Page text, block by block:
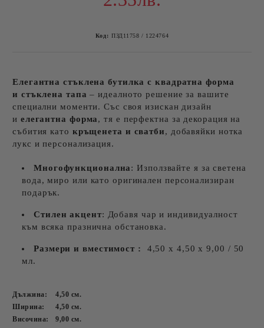
Код: ПЗД11758 / 1224764
Елегантна стъклена бутилка с квадратна форма
и стъклена тапа– идеалното решение за вашите
специални моменти. Със своя изискан дизайн
и елегантна форма, тя е перфектна за декорация на
събития като кръщенета и сватби, добавяйки нотка
лукс и персонализация.
Многофункционална: Използвайте я за светена
вода, миро или като оригинален персонализиран
подарък.
Стилен акцент: Добавя чар и индивидуалност
към всяка празнична обстановка.
Размери и вместимост :
4,50 х 4,50 х 9,00 / 50
мл.
Дължина: 4,50 см.
Ширина:
4,50 см.
Височина:
9,00 см.